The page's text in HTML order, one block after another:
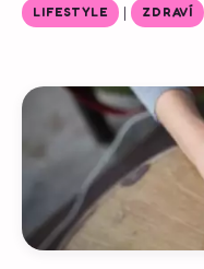
LIFESTYLE | ZDRAVÍ